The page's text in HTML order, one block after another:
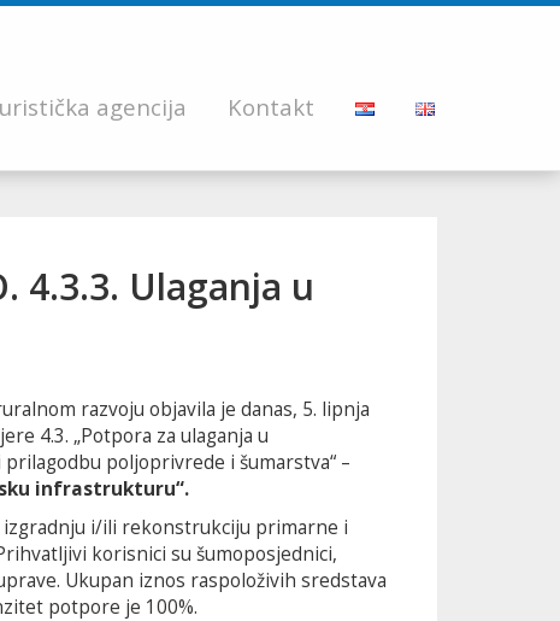
agencija Kontakt
4.3.3. Ulaganja u
razvoju objavila je danas, 5. lipnja
4.3. „Potpora za ulaganja u
poljoprivrede i šumarstva“ –
infrastrukturu“.
izgradnju i/ili rekonstrukciju primarne i
korisnici su šumoposjednici,
Ukupan iznos raspoloživih sredstava
potpore je 100%.